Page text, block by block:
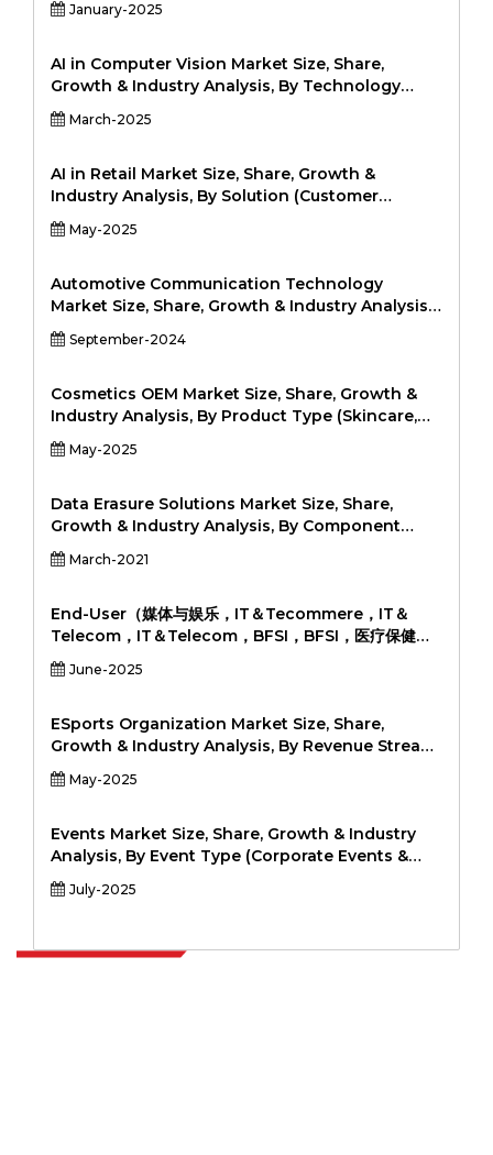
医疗保健，汽车，汽车，自动化，消费品，教育），以及
20311
January-2025
AI in Computer Vision Market Size, Share,
Growth & Industry Analysis, By Technology
(Machine Learning, Deep Learning,
Convolutional Neural Networks (CNN),
Application (Healthcare, Automotive, Security &
Surveillance, Retail, Manufacturing, Aerospace
& Defense, Others), By End-User (Industrial,
Consumer Electronics, Healthcare, Automotive,
2031
March-2025
AI in Retail Market Size, Share, Growth &
Industry Analysis, By Solution (Customer
Relationship Management (CRM), Supply Chain
and Logistics, Inventory Management, Visual
Technology (Machine Learning, Natural
Language Processing (NLP), Computer Vision,
Context-Aware Computing) By Deployment
(Cloud, On-premise) By Application (Predictive
Behavior Tracking, Marketing, Virtual
Assistants), and Regional Analysis, 2024-2031
May-2025
Automotive Communication Technology
Market Size, Share, Growth & Industry Analysis,
By Bus Module (Local Interconnect Network
(LIN), Controller Area Network (CAN), FlexRay,
Ethernet), By Vehicle Class (Economy, Mid-
Sized, Luxury), By Application (Powertrain, Body
and Comfort Electronics, Infotainment and
Communication, Safety & ADAS, Others), and
September-2024
Cosmetics OEM Market Size, Share, Growth &
Industry Analysis, By Product Type (Skincare,
Haircare, Makeup, Fragrance, Personal Hygiene)
By Service Type (OEM, ODM (Original Design
Packaging (Bottles, Tubes, Jars, Pumps &
Dispensers, Sachets) By Distribution Channel
(Online, Offline (Retail, Professional Stores,
Brand Outlets)), and Regional Analysis, 2024-
May-2025
Data Erasure Solutions Market Size, Share,
Growth & Industry Analysis, By Component
(Software, Services), By Device Type (PCs,
Laptops, Servers, Mobile Devices, Storage
Cloud-Based), By End-Use Industry (IT &
Telecom, BFSI, Healthcare, Government,
Education, Others), and Regional Analysis,
2024-2031
March-2021
End-User（媒体与娱乐，IT＆Tecommere，IT＆
Telecom，IT＆Telecom，BFSI，BFSI，医疗保健，
政府，教育，政府，20224-2031，由组件（解决方案，
服务）（解决方案，服务）按类型（标准CDN，视频
（标准CDN，视频CDN，透明CDN）按类型（标准
CDN，PEER-PER-PER CDN，透明CDN）进行类型，
内容交付网络（CDN）市场规模，份额，增长与行业分析
（CDN）市场规模，份额，增长和行业分析
June-2025
ESports Organization Market Size, Share,
Growth & Industry Analysis, By Revenue Stream
(Sponsorships, Media Rights, Merchandise,
Tournament Winnings, Content Creation) By
Simulation, Fighting, RTS) By Platform (PC,
Console, Mobile) By Organization Type
(Independent Teams, Sports Franchise-Owned,
Entertainment Conglomerate-Owned) and
May-2025
Events Market Size, Share, Growth & Industry
Analysis, By Event Type (Corporate Events &
Seminars, Music Concerts, Sports Events,
Exhibitions & Trade Shows, Festivals, Others) By
July-2025